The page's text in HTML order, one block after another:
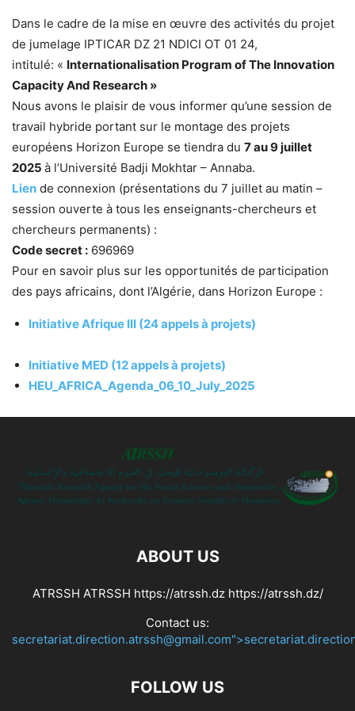
Dans le cadre de la mise en œuvre des activités du projet
de jumelage IPTICAR DZ 21 NDICI OT 01 24,
intitulé: « Internationalisation Program of The Innovation
Capacity And Research »
Nous avons le plaisir de vous informer qu’une session de
travail hybride portant sur le montage des projets
européens Horizon Europe se tiendra du 7 au 9 juillet
2025 à l’Université Badji Mokhtar – Annaba.
Lien de connexion (présentations du 7 juillet au matin –
session ouverte à tous les enseignants-chercheurs et
chercheurs permanents) :
Code secret : 696969
Pour en savoir plus sur les opportunités de participation
des pays africains, dont l’Algérie, dans Horizon Europe :
Initiative Afrique III (24 appels à projets)
Initiative MED (12 appels à projets)
HEU_AFRICA_Agenda_06_10_July_2025
ABOUT US
ATRSSH ATRSSH https://atrssh.dz https://atrssh.dz/
Contact us:
FOLLOW US